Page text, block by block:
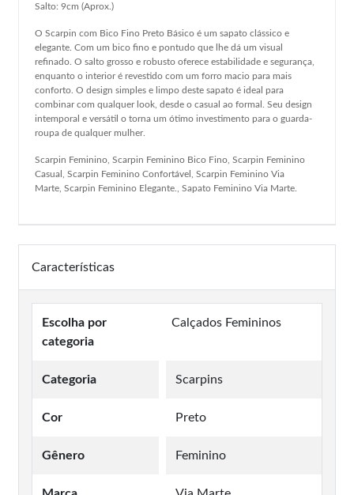
Salto: 9cm (Aprox.)
O Scarpin com Bico Fino Preto Básico é um sapato clássico e
elegante. Com um bico fino e pontudo que lhe dá um visual
refinado. O salto grosso e robusto oferece estabilidade e segurança,
enquanto o interior é revestido com um forro macio para mais
conforto. O design simples e limpo deste sapato é ideal para
combinar com qualquer look, desde o casual ao formal. Seu design
intemporal e versátil o torna um ótimo investimento para o guarda-
roupa de qualquer mulher.
Scarpin Feminino, Scarpin Feminino Bico Fino, Scarpin Feminino
Casual, Scarpin Feminino Confortável, Scarpin Feminino Via
Marte, Scarpin Feminino Elegante., Sapato Feminino Via Marte.
Características
Escolha por
categoria
Calçados Femininos
Categoria Scarpins
Cor Preto
Gênero Feminino